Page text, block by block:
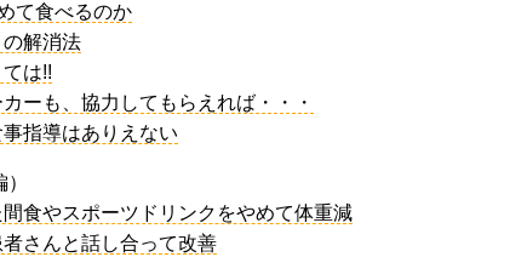
て食べるのか
解消法
は!!
ーも、協力してもらえれば・・・
指導はありえない
食やスポーツドリンクをやめて体重減
さんと話し合って改善